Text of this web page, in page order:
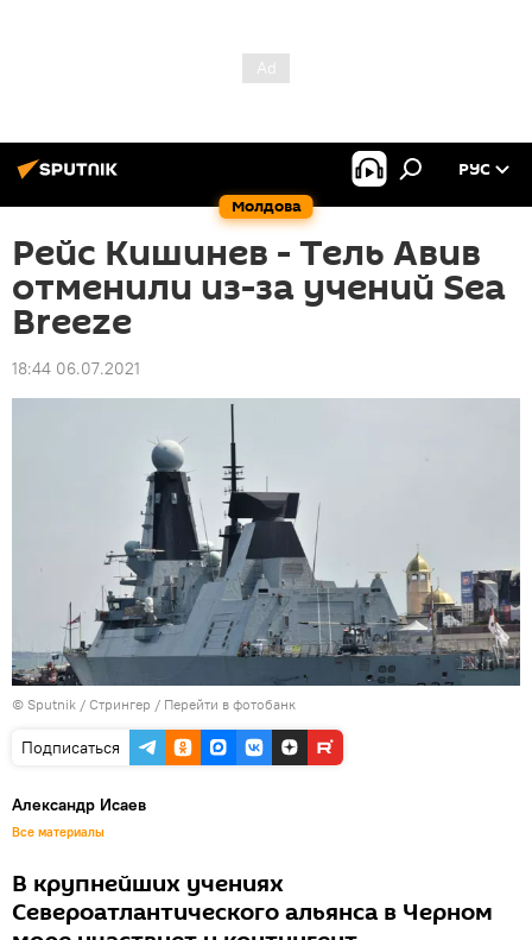
Молдова
РУС
Рейс Кишинев - Тель Авив
отменили из-за учений Sea
Breeze
18:44 06.07.2021
© Sputnik / Стрингер / Перейти в фотобанк
Подписаться
Александр Исаев
Все материалы
В крупнейших учениях
Североатлантического альянса в Черном